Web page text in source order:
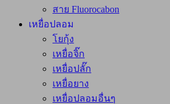
สาย Fluorocabon
เหยื่อปลอม
โยกุ้ง
เหยื่อจิ๊ก
เหยื่อปลั๊ก
เหยื่อยาง
เหยื่อปลอมอื่นๆ